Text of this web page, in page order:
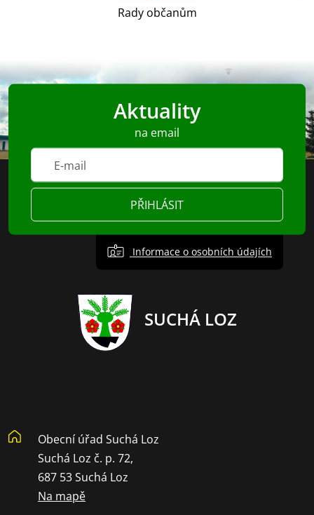
Rady občanům
Aktuality
na email
PŘIHLÁSIT
Informace o osobních údajích
SUCHÁ LOZ
Obecní úřad Suchá Loz
Suchá Loz č. p. 72,
687 53 Suchá Loz
Na mapě